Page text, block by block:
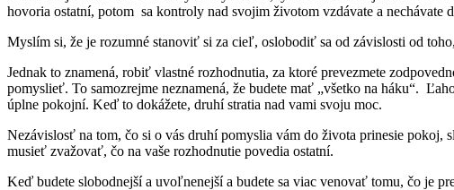
hovoria ostatní, potom sa kontroly nad svojim životom vzdávate a nechávate
Myslím si, že je rozumné stanoviť si za cieľ, oslobodiť sa od závislosti od
Jednak to znamená, robiť vlastné rozhodnutia, za ktoré prevezmete
pomyslieť. To samozrejme neznamená, že budete mať „všetko na háku“.
úplne pokojní. Keď to dokážete, druhí stratia nad vami svoju moc.
Nezávislosť na tom, čo si o vás druhí pomyslia vám do života prinesie
musieť zvažovať, čo na vaše rozhodnutie povedia ostatní.
Keď budete slobodnejší a uvoľnenejší a budete sa viac venovať tomu, čo je